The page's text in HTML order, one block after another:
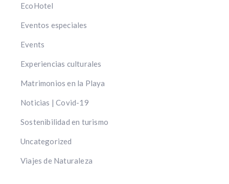
EcoHotel
Eventos especiales
Events
Experiencias culturales
Matrimonios en la Playa
Noticias | Covid-19
Sostenibilidad en turismo
Uncategorized
Viajes de Naturaleza